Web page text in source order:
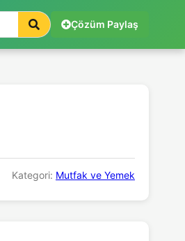
Çözüm Paylaş
Kategori: Mutfak ve Yemek